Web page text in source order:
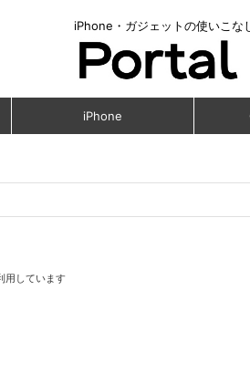
iPhone・ガジェットの使いこな
iPhone
用しています